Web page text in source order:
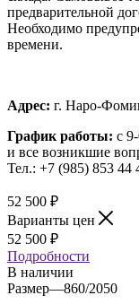
предварительной
Необходимо
времени.
Адрес: г. Наро-
График работы: с
и все возникшие
Тел.: +7 (985) 853 44
52 500 ₽
Варианты цен
52 500 ₽
Подробности
В наличии
Размер—860/2050